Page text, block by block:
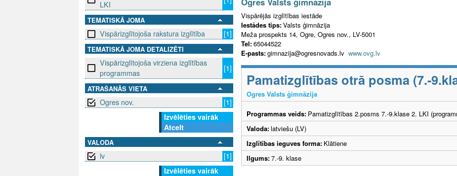
V
LKI
TEMATISKĀ JOMA
Vispārizglītojoša rakstura izglītība [1]
TEMATISKĀ JOMA DETALIZĒTI
Vispārizglītojoša virziena izglītības
programmas
[1]
ATRAŠANĀS VIETA
Ogres nov.
[1]
Izvēlēties vairāk
Atcelt
VALODA
lv
[1]
Izvēlēties vairāk
Vispārējās izglītības iestāde
Iestādes tips:Valsts ģimnāzija
Meža prospekts 14, Ogre, Ogres nov., LV-5001
Tel:65044522
E-pasts:gimnazija@ogresnovads.lv www.ovg.lv
Pamatizglītības otrā posma (7.-
Ogres Valsts ģimnāzija
Programmas veids: Pamatizglītības 2.posms 7.-9.klase 2. LKI
Valoda:latviešu (LV)
Izglītības ieguves forma: Klātiene
Ilgums:7.-9. klase